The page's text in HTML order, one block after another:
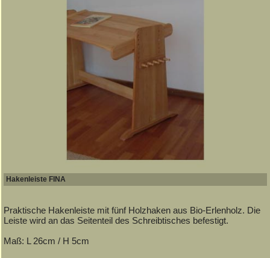
Hakenleiste FINA
Praktische Hakenleiste mit fünf Holzhaken aus Bio-Erlenholz. Die
Leiste wird an das Seitenteil des Schreibtisches befestigt.
Maß: L 26cm / H 5cm